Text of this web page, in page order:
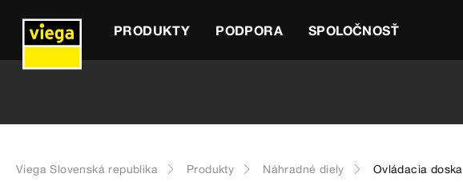
PRODUKTY PODPORA SPOLOČNOSŤ
Viega Slovenská republika Produkty Náhradné diely Ovládacia doska